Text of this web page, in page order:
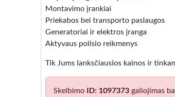
Montavimo įrankiai
Priekabos bei transporto paslaugos
Generatoriai ir elektros įranga
Aktyvaus poilsio reikmenys
Tik Jums lanksčiausios kainos ir
Skelbimo ID: 1097373 galiojimas